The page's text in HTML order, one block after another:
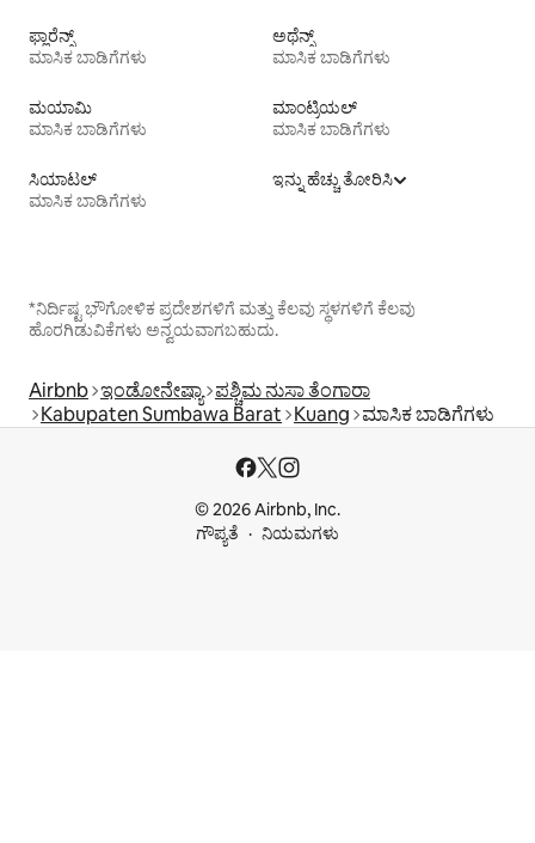
ಫ್ಲಾರೆನ್ಸ್
ಮಾಸಿಕ ಬಾಡಿಗೆಗಳು
ಅಥೆನ್ಸ್
ಮಾಸಿಕ ಬಾಡಿಗೆಗಳು
ಮಯಾಮಿ
ಮಾಸಿಕ ಬಾಡಿಗೆಗಳು
ಮಾಂಟ್ರಿಯಲ್
ಮಾಸಿಕ ಬಾಡಿಗೆಗಳು
ಸಿಯಾಟಲ್
ಮಾಸಿಕ ಬಾಡಿಗೆಗಳು
ಇನ್ನು ಹೆಚ್ಚು ತೋರಿಸಿ
*ನಿರ್ದಿಷ್ಟ ಭೌಗೋಳಿಕ ಪ್ರದೇಶಗಳಿಗೆ ಮತ್ತು ಕೆಲವು ಸ್ಥಳಗಳಿಗೆ ಕೆಲವು
ಹೊರಗಿಡುವಿಕೆಗಳು ಅನ್ವಯವಾಗಬಹುದು.
Airbnb ಇಂಡೋನೇಷ್ಯಾ ಪಶ್ಚಿಮ ನುಸಾ ತೆಂಗಾರಾ
Kabupaten Sumbawa Barat Kuang ಮಾಸಿಕ ಬಾಡಿಗೆಗಳು
© 2026 Airbnb, Inc.
ಗೌಪ್ಯತೆ
ನಿಯಮಗಳು